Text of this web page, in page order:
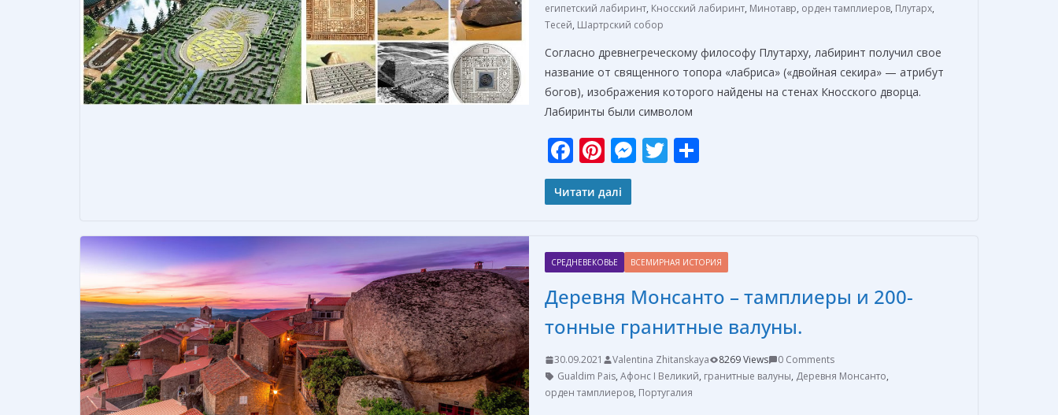
египетский лабиринт, Кносский лабиринт, Минотавр, орден тамплиеров, Плутарх,
Тесей, Шартрский собор
Согласно древнегреческому философу Плутарху, лабиринт получил свое
название от священного топора «лабриса» («двойная секира» — атрибут
богов), изображения которого найдены на стенах Кносского дворца.
Лабиринты были символом
F
ac
e
o
o
k
Pi
nt
er
st
M
n
g
er
T
а
в
и
т
ь
Читати далі
СРЕДНЕВЕКОВЬЕ ВСЕМИРНАЯ ИСТОРИЯ
Деревня Монсанто – тамплиеры и 200-
тонные гранитные валуны.
30.09.2021 Valentina Zhitanskaya 8269 Views
0 Comments
Gualdim Pais, Афонс I Великий, гранитные валуны, Деревня Монсанто,
орден тамплиеров, Португалия